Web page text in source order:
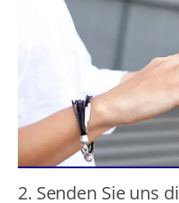
2. Senden Sie uns